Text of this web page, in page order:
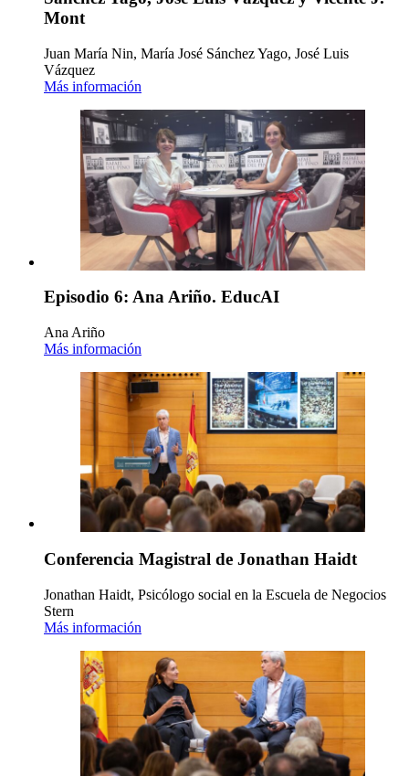
Mont
Juan María Nin, María José Sánchez Yago, José Luis
Vázquez
Más información
Episodio 6: Ana Ariño. EducAI
Ana Ariño
Más información
Conferencia Magistral de Jonathan Haidt
Jonathan Haidt, Psicólogo social en la Escuela de Negocios
Stern
Más información